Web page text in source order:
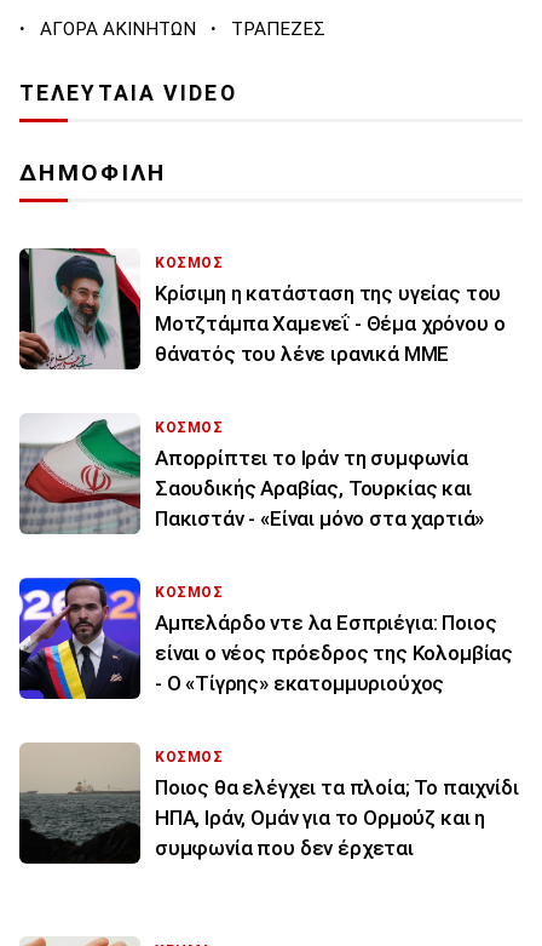
· ΑΓΟΡΑ ΑΚΙΝΗΤΩΝ · ΤΡΑΠΕΖΕΣ
ΤΕΛΕΥΤΑΙΑ VIDEO
ΔΗΜΟΦΙΛΗ
ΚΟΣΜΟΣ
Κρίσιμη η κατάσταση της υγείας του
Μοτζτάμπα Χαμενεΐ - Θέμα χρόνου ο
θάνατός του λένε ιρανικά ΜΜΕ
ΚΟΣΜΟΣ
Απορρίπτει το Ιράν τη συμφωνία
Σαουδικής Αραβίας, Τουρκίας και
Πακιστάν - «Είναι μόνο στα χαρτιά»
ΚΟΣΜΟΣ
Αμπελάρδο ντε λα Εσπριέγια: Ποιος
είναι ο νέος πρόεδρος της Κολομβίας
- Ο «Τίγρης» εκατομμυριούχος
ΚΟΣΜΟΣ
Ποιος θα ελέγχει τα πλοία; Το παιχνίδι
ΗΠΑ, Ιράν, Ομάν για το Ορμούζ και η
συμφωνία που δεν έρχεται